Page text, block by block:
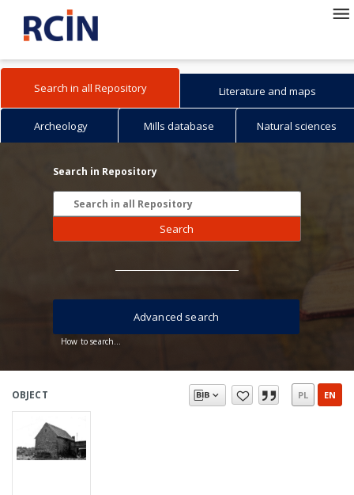
Search in all Repository Literature and maps
Archeology Mills database Natural sciences
Search in Repository
Search
How to search...
Advanced search
OBJECT PL EN